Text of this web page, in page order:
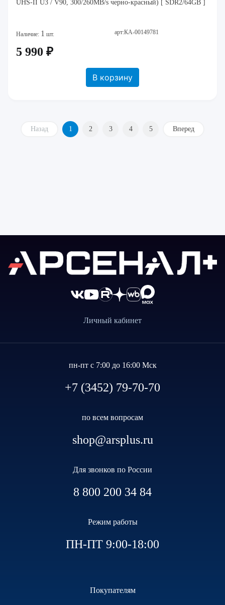
UHS-II U3 / V90, 300/260MB/s черно-красный) [ SDR2/64GB ]
Наличие: 1 шт. арт:КА-00149781
5 990 ₽
В корзину
Назад 1 2 3 4 5 Вперед
Личный кабинет
пн-пт с 7:00 до 16:00 Мск
+7 (3452) 79-70-70
по всем вопросам
shop@arsplus.ru
Для звонков по России
8 800 200 34 84
Режим работы
ПН-ПТ 9:00-18:00
Покупателям